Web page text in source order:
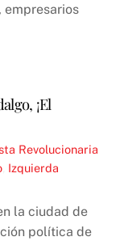
¡El
Revolucionaria
Izquierda
la ciudad de
política de